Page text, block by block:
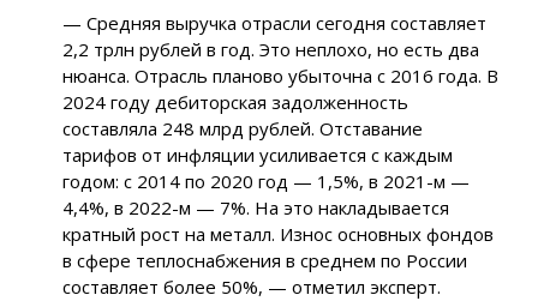
— Средняя выручка отрасли сегодня составляет
2,2 трлн рублей в год. Это неплохо, но есть два
нюанса. Отрасль планово убыточна с 2016 года. В
2024 году дебиторская задолженность
составляла 248 млрд рублей. Отставание
тарифов от инфляции усиливается с каждым
годом: с 2014 по 2020 год — 1,5%, в 2021-м —
4,4%, в 2022-м — 7%. На это накладывается
кратный рост на металл. Износ основных фондов
в сфере теплоснабжения в среднем по России
составляет более 50%, — отметил эксперт.